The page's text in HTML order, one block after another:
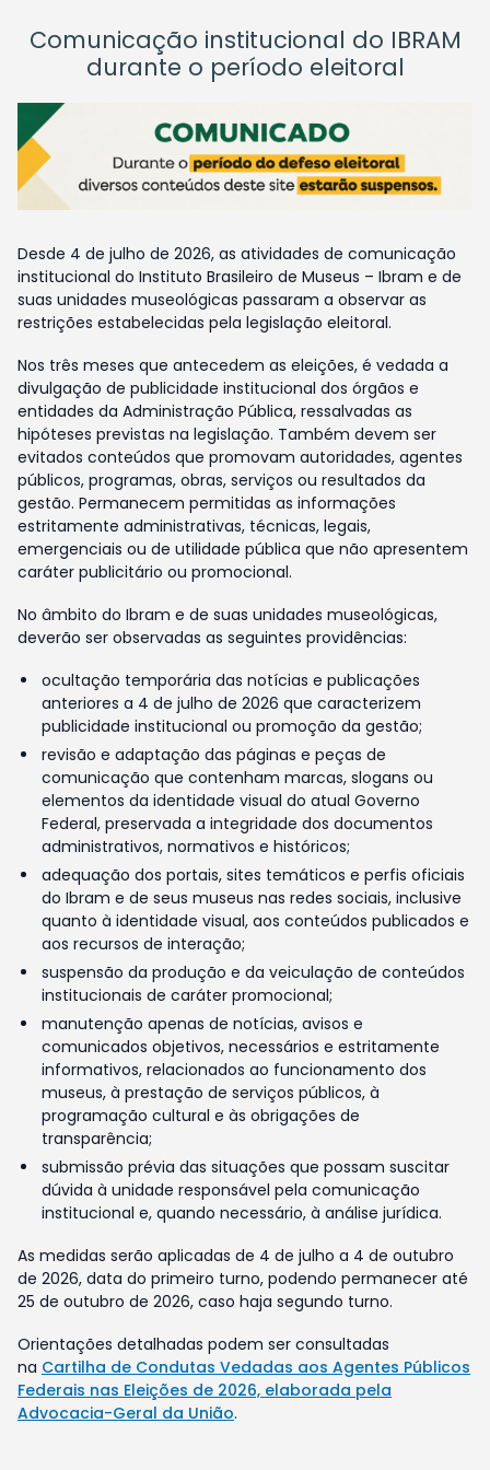
Comunicação institucional do IBRAM
durante o período eleitoral
Desde 4 de julho de 2026, as atividades de comunicação
institucional do Instituto Brasileiro de Museus – Ibram e de
suas unidades museológicas passaram a observar as
restrições estabelecidas pela legislação eleitoral.
Nos três meses que antecedem as eleições, é vedada a
divulgação de publicidade institucional dos órgãos e
entidades da Administração Pública, ressalvadas as
hipóteses previstas na legislação. Também devem ser
evitados conteúdos que promovam autoridades, agentes
públicos, programas, obras, serviços ou resultados da
gestão. Permanecem permitidas as informações
estritamente administrativas, técnicas, legais,
emergenciais ou de utilidade pública que não apresentem
caráter publicitário ou promocional.
No âmbito do Ibram e de suas unidades museológicas,
deverão ser observadas as seguintes providências:
ocultação temporária das notícias e publicações
anteriores a 4 de julho de 2026 que caracterizem
publicidade institucional ou promoção da gestão;
revisão e adaptação das páginas e peças de
comunicação que contenham marcas, slogans ou
elementos da identidade visual do atual Governo
Federal, preservada a integridade dos documentos
administrativos, normativos e históricos;
adequação dos portais, sites temáticos e perfis oficiais
do Ibram e de seus museus nas redes sociais, inclusive
quanto à identidade visual, aos conteúdos publicados e
aos recursos de interação;
suspensão da produção e da veiculação de conteúdos
institucionais de caráter promocional;
manutenção apenas de notícias, avisos e
comunicados objetivos, necessários e estritamente
informativos, relacionados ao funcionamento dos
museus, à prestação de serviços públicos, à
programação cultural e às obrigações de
transparência;
submissão prévia das situações que possam suscitar
dúvida à unidade responsável pela comunicação
institucional e, quando necessário, à análise jurídica.
As medidas serão aplicadas de 4 de julho a 4 de outubro
de 2026, data do primeiro turno, podendo permanecer até
25 de outubro de 2026, caso haja segundo turno.
Orientações detalhadas podem ser consultadas
na Cartilha de Condutas Vedadas aos Agentes Públicos
Federais nas Eleições de 2026, elaborada pela
Advocacia-Geral da União.